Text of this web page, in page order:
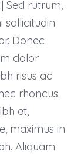
Sed rutrum,
sollicitudin
Donec
dolor
risus ac
rhoncus.
et,
maximus in
Aliquam